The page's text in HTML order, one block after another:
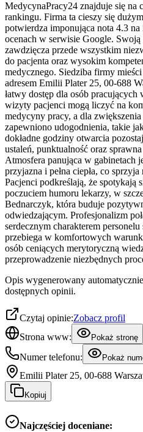
MedycynaPracy24 znajduje się na
rankingu. Firma ta cieszy się
potwierdza imponująca nota 4.3
ocenach w serwisie Google.
zawdzięcza przede wszystkim
do pacjenta oraz wysokim
medycznego. Siedziba firmy
adresem Emilii Plater 25, 00-688
łatwy dostęp dla osób pracujących
wizyty pacjenci mogą liczyć na
medycyny pracy, a dla
zapewniono udogodnienia, takie
dokładne godziny otwarcia
ustaleń, punktualność oraz
Atmosfera panująca w gabinetach
przyjazna i pełna ciepła, co
Pacjenci podkreślają, że spotykają
poczuciem humoru lekarzy, w
Bednarczyk, która buduje
odwiedzającym. Profesjonalizm
serdecznym charakterem
przebiega w komfortowych
osób ceniących merytoryczną
przeprowadzenie niezbędnych
Opis wygenerowany
dostępnych opinii.
Czytaj opinie:Zobacz profil
Strona www:
Pokaż stronę
Numer telefonu: Pokaż
Emilii Plater 25, 00-688
Kopiuj
Najczęściej doceniane: